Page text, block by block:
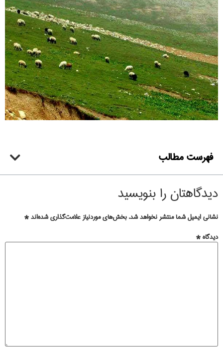
فهرست مطالب
دیدگاهتان را بنویسید
نشانی ایمیل شما منتشر نخواهد شد. بخش‌های موردنیاز علامت‌گذاری شده‌اند*
دیدگاه*